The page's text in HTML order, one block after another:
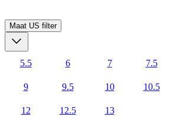
Maat US filter
5.5 6 7 7.5
9 9.5 10 10.5
12 12.5 13